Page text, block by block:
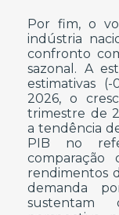
Por fim, o
indústria
confronto
sazonal. A
estimativas
2026, o
trimestre de
a tendência
PIB no
comparação
rendimentos
demanda